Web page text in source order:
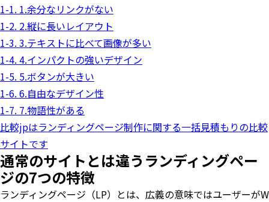
1-1. 1.余分なリンクがない
1-2. 2.縦に長いレイアウト
1-3. 3.テキストに比べて画像が多い
1-4. 4.インパクトの強いデザイン
1-5. 5.ボタンが大きい
1-6. 6.自由なデザイン性
1-7. 7.物語性がある
比較jpはランディングページ制作に関する一括見積もりの比較
サイトです
通常のサイトとは違うランディングペー
ジの7つの特徴
ランディングページ（LP）とは、広義の意味ではユーザーがW